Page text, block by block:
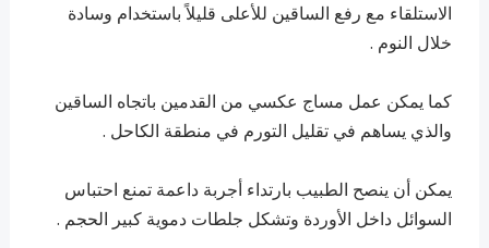
الاستلقاء مع رفع الساقين للأعلى قليلاً باستخدام وسادة
خلال النوم .
كما يمكن عمل مساج عكسي من القدمين باتجاه الساقين
والذي يساهم في تقليل التورم في منطقة الكاحل .
يمكن أن ينصح الطبيب بارتداء أجربة داعمة تمنع احتباس
السوائل داخل الأوردة وتشكل جلطات دموية كبير الحجم .